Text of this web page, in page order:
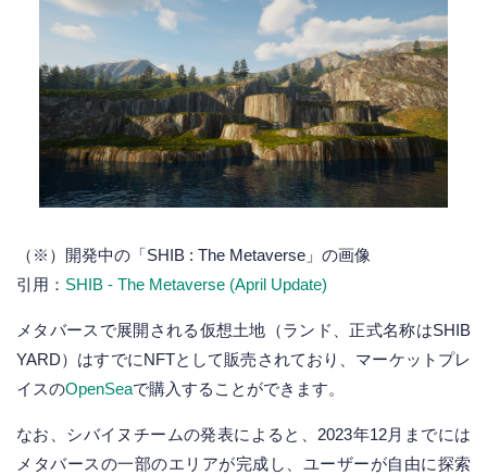
（※）開発中の「SHIB : The Metaverse」の画像
引用： SHIB - The Metaverse (April Update)
メタバースで展開される仮想土地（ランド、正式名称はSHIB
YARD）はすでにNFTとして販売されており、マーケットプレ
イスのOpenSeaで購入することができます。
なお、シバイヌチームの発表によると、2023年12月までには
メタバースの一部のエリアが完成し、ユーザーが自由に探索